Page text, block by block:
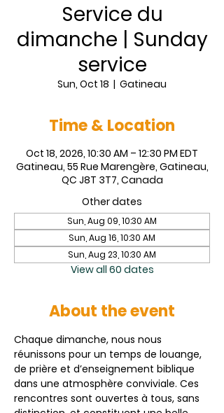
Service du
dimanche | Sunday
service
Sun, Oct 18
  |
Gatineau
Time & Location
Oct 18, 2026, 10:30 AM – 12:30 PM EDT
Gatineau, 55 Rue Marengère, Gatineau,
QC J8T 3T7, Canada
Other dates
Sun, Aug 09, 10:30 AM
Sun, Aug 16, 10:30 AM
Sun, Aug 23, 10:30 AM
View all 60 dates
About the event
Chaque dimanche, nous nous
réunissons pour un temps de louange,
de prière et d’enseignement biblique
dans une atmosphère conviviale. Ces
rencontres sont ouvertes à tous, sans